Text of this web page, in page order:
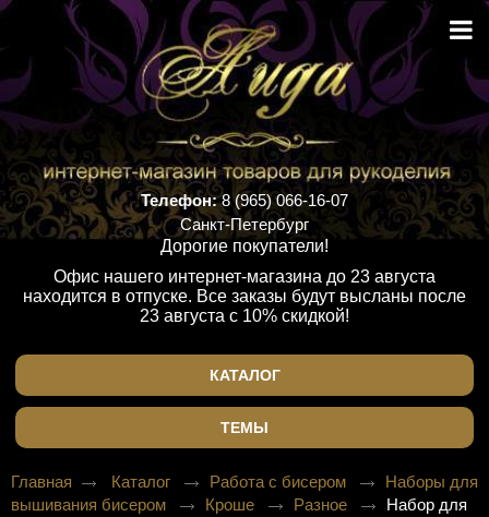
Телефон:8 (965) 066-16-07
Санкт-Петербург
Дорогие покупатели!
Офис нашего интернет-магазина до 23 августа
находится в отпуске. Все заказы будут высланы после
23 августа с 10% скидкой!
КАТАЛОГ
ТЕМЫ
Главная Каталог Работа с бисером
Наборы для
вышивания бисером
Кроше Разное
Набор для